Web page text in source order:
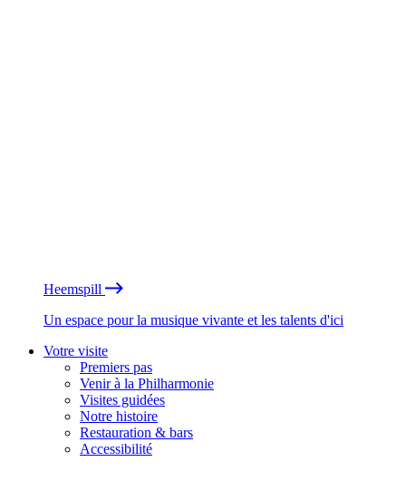
Heemspill
Un espace pour la musique vivante et les talents d'ici
Votre visite
Premiers pas
Venir à la Philharmonie
Visites guidées
Notre histoire
Restauration & bars
Accessibilité